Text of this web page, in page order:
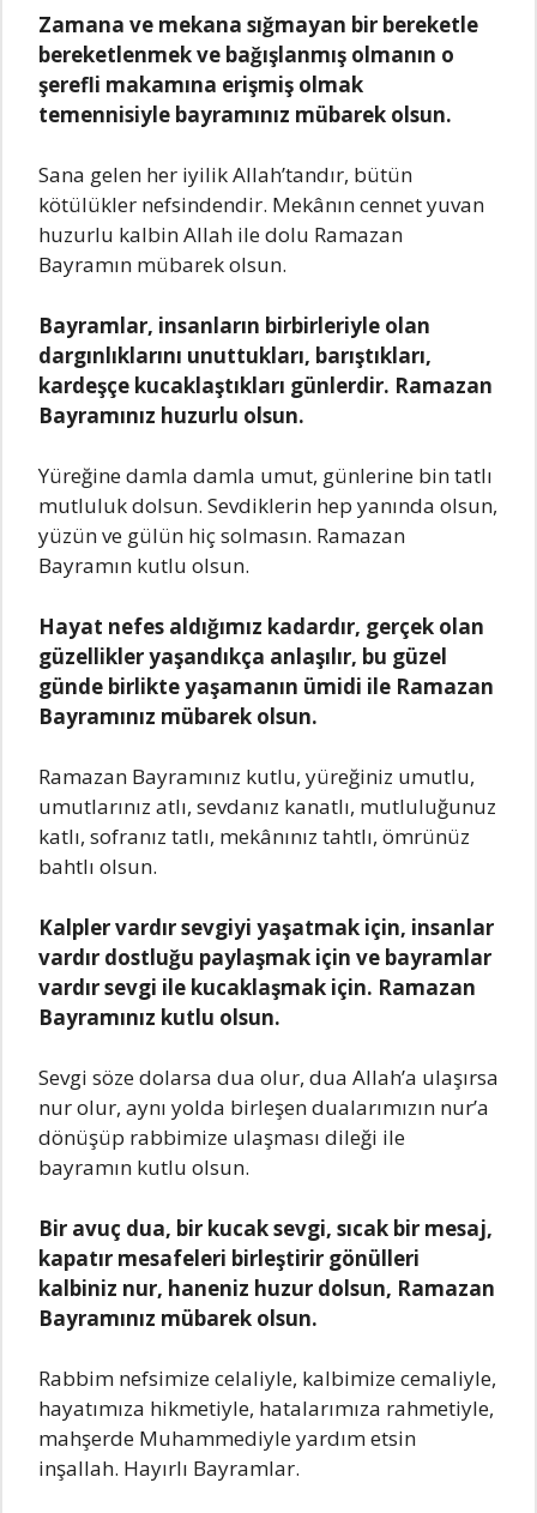
Zamana ve mekana sığmayan bir bereketle
bereketlenmek ve bağışlanmış olmanın o
şerefli makamına erişmiş olmak
temennisiyle bayramınız mübarek olsun.
Sana gelen her iyilik Allah’tandır, bütün
kötülükler nefsindendir. Mekânın cennet yuvan
huzurlu kalbin Allah ile dolu Ramazan
Bayramın mübarek olsun.
Bayramlar, insanların birbirleriyle olan
dargınlıklarını unuttukları, barıştıkları,
kardeşçe kucaklaştıkları günlerdir. Ramazan
Bayramınız huzurlu olsun.
Yüreğine damla damla umut, günlerine bin tatlı
mutluluk dolsun. Sevdiklerin hep yanında olsun,
yüzün ve gülün hiç solmasın. Ramazan
Bayramın kutlu olsun.
Hayat nefes aldığımız kadardır, gerçek olan
güzellikler yaşandıkça anlaşılır, bu güzel
günde birlikte yaşamanın ümidi ile Ramazan
Bayramınız mübarek olsun.
Ramazan Bayramınız kutlu, yüreğiniz umutlu,
umutlarınız atlı, sevdanız kanatlı, mutluluğunuz
katlı, sofranız tatlı, mekânınız tahtlı, ömrünüz
bahtlı olsun.
Kalpler vardır sevgiyi yaşatmak için, insanlar
vardır dostluğu paylaşmak için ve bayramlar
vardır sevgi ile kucaklaşmak için. Ramazan
Bayramınız kutlu olsun.
Sevgi söze dolarsa dua olur, dua Allah’a ulaşırsa
nur olur, aynı yolda birleşen dualarımızın nur’a
dönüşüp rabbimize ulaşması dileği ile
bayramın kutlu olsun.
Bir avuç dua, bir kucak sevgi, sıcak bir mesaj,
kapatır mesafeleri birleştirir gönülleri
kalbiniz nur, haneniz huzur dolsun, Ramazan
Bayramınız mübarek olsun.
Rabbim nefsimize celaliyle, kalbimize cemaliyle,
hayatımıza hikmetiyle, hatalarımıza rahmetiyle,
mahşerde Muhammediyle yardım etsin
inşallah. Hayırlı Bayramlar.